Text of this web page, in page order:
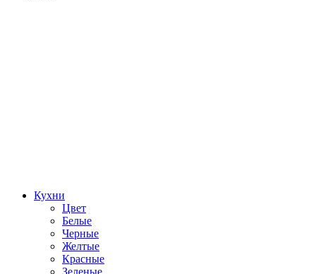
Кухни
Цвет
Белые
Черные
Желтые
Красные
Зеленые